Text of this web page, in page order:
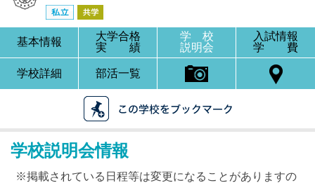
基本情報
大学合格
実 績
学 校
説明会
入試情報
学 費
学校詳細 部活一覧
学校説明会情報
※掲載されている日程等は変更になることがありますの